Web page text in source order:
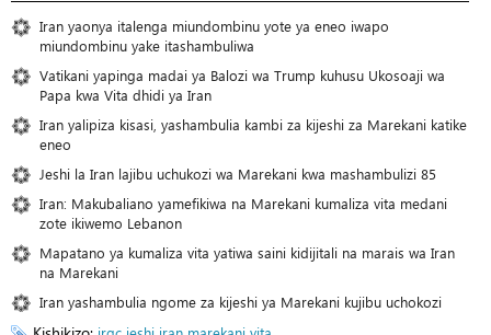
Iran yaonya italenga miundombinu yote ya eneo iwapo
miundombinu yake itashambuliwa
Vatikani yapinga madai ya Balozi wa Trump kuhusu Ukosoaji wa
Papa kwa Vita dhidi ya Iran
Iran yalipiza kisasi, yashambulia kambi za kijeshi za Marekani katike
eneo
Jeshi la Iran lajibu uchukozi wa Marekani kwa mashambulizi 85
Iran: Makubaliano yamefikiwa na Marekani kumaliza vita medani
zote ikiwemo Lebanon
Mapatano ya kumaliza vita yatiwa saini kidijitali na marais wa Iran
na Marekani
Iran yashambulia ngome za kijeshi ya Marekani kujibu uchokozi